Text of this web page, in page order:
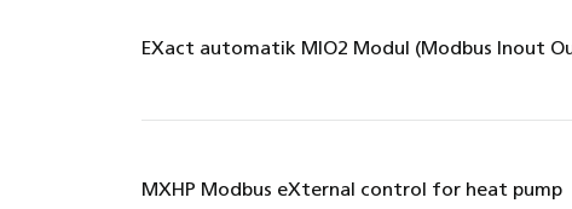
EXact automatik MIO2 Modul (Modbus Inout
MXHP Modbus eXternal control for heat pump